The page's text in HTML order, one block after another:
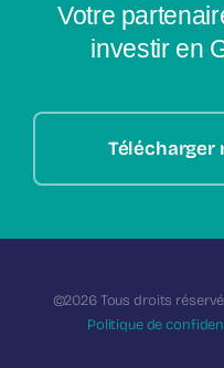
Votre
investir en
Télécharger
©2026 Tous droits
Politique de